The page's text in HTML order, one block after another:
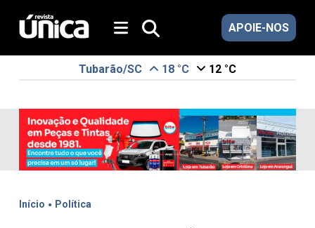
APOIE-NOS
Tubarão/SC 18 °C 12 °C
Início . Política